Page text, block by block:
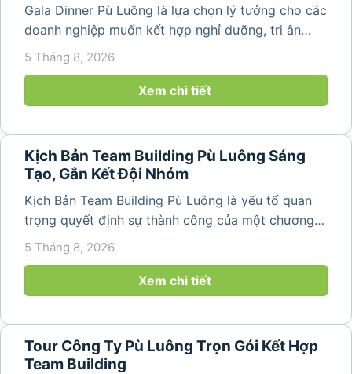
Gala Dinner Pù Luông là lựa chọn lý tưởng cho các
doanh nghiệp muốn kết hợp nghỉ dưỡng, tri ân
nhân viên và xây dựng tinh thần đồng đội trong
núi rừng hùng vĩ, không khí...
5 Tháng 8, 2026
Xem chi tiết
Kịch Bản Team Building Pù Luông Sáng
Tạo, Gắn Kết Đội Nhóm
Kịch Bản Team Building Pù Luông là yếu tố quan
trọng quyết định sự thành công của một chương
trình du lịch doanh nghiệp. Một kịch bản được xây
dựng bài bản không chỉ mang đến những phút
giây vui vẻ, sôi động mà còn...
5 Tháng 8, 2026
Xem chi tiết
Tour Công Ty Pù Luông Trọn Gói Kết Hợp
Team Building